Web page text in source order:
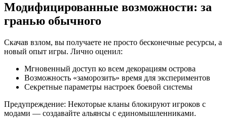
Модифицированные возможности: за
гранью обычного
Скачав взлом, вы получаете не просто бесконечные ресурсы, а
новый опыт игры. Лично оценил:
Мгновенный доступ ко всем декорациям острова
Возможность «заморозить» время для экспериментов
Секретные параметры настроек боевой системы
Предупреждение: Некоторые кланы блокируют игроков с
модами — создавайте альянсы с единомышленниками.